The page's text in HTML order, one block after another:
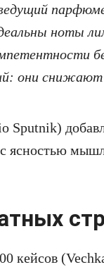
ноты
они
Sputnik)
ясностью
кейсов